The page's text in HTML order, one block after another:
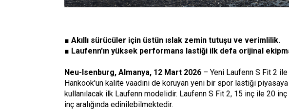
■ Akıllı sürücüler için üstün ıslak zemin tutuşu ve verimlilik.
■ Laufenn'ın yüksek performans lastiği ilk defa orijinal
Neu-Isenburg, Almanya, 12 Mart 2026 – Yeni Laufenn S Fit 2
Hankook'un kalite vaadini de koruyan yeni bir spor lastiği
kullanılacak ilk Laufenn modelidir. Laufenn S Fit 2, 15 inç ile 20
inç aralığında edinilebilmektedir.